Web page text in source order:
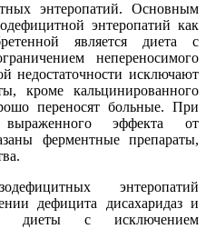
энтеропатий. Основным
энтеропатий как
является диета с
непереносимого
недостаточности исключают
кроме кальцинированного
переносят больные. При
эффекта от
ферментные препараты,
энтеропатий
дефицита дисахаридаз и
диеты с исключением